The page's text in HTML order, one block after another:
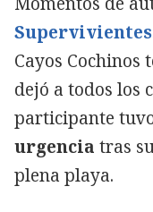
Supervivientes
Cayos Cochinos
dejó a todos los
participante
urgencia tras
plena playa.